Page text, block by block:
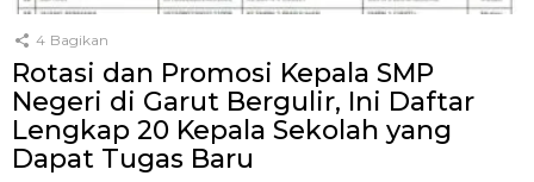
4 Bagikan
Rotasi dan Promosi Kepala SMP
Negeri di Garut Bergulir, Ini Daftar
Lengkap 20 Kepala Sekolah yang
Dapat Tugas Baru